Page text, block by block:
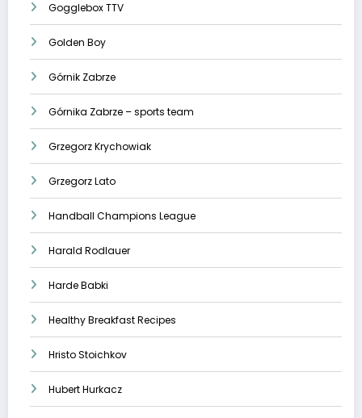
Gogglebox TTV
Golden Boy
Górnik Zabrze
Górnika Zabrze – sports team
Grzegorz Krychowiak
Grzegorz Lato
Handball Champions League
Harald Rodlauer
Harde Babki
Healthy Breakfast Recipes
Hristo Stoichkov
Hubert Hurkacz